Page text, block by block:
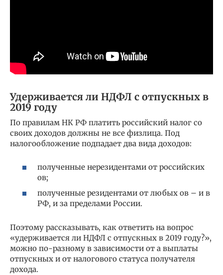
Удерживается ли НДФЛ с отпускных в
2019 году
По правилам НК РФ платить российский налог со
своих доходов должны не все физлица. Под
налогообложение подпадает два вида доходов:
полученные нерезидентами от российских
ов;
полученные резидентами от любых ов – и в
РФ, и за пределами России.
Поэтому рассказывать, как ответить на вопрос
«удерживается ли НДФЛ с отпускных в 2019 году?»,
можно по-разному в зависимости от а выплаты
отпускных и от налогового статуса получателя
дохода.